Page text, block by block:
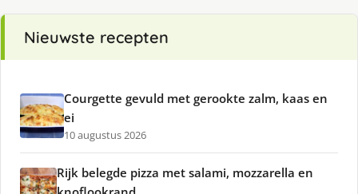
Nieuwste recepten
Courgette gevuld met gerookte zalm, kaas en
ei
10 augustus 2026
Rijk belegde pizza met salami, mozzarella en